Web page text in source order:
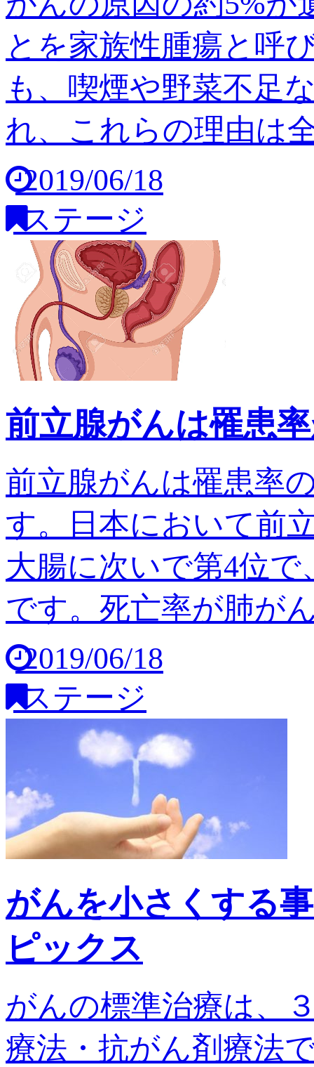
とを家族性腫瘍と呼
も、喫煙や野菜不足
れ、これらの理由は
2019/06/18
ステージ
前立腺がんは罹患
前立腺がんは罹患率
す。日本において前
大腸に次いで第4位で
です。死亡率が肺が
2019/06/18
ステージ
がんを小さくする
ピックス
がんの標準治療は、
療法・抗がん剤療法